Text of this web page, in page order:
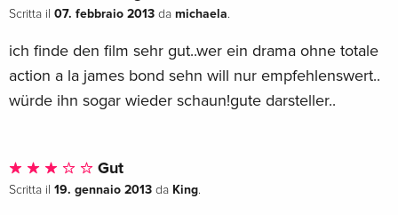
Scritta il 07. febbraio 2013 da michaela.
ich finde den film sehr gut..wer ein drama ohne totale
action a la james bond sehn will nur empfehlenswert..
würde ihn sogar wieder schaun!gute darsteller..
Gut
Scritta il 19. gennaio 2013 da King.